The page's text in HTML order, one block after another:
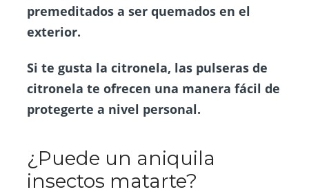
premeditados a ser quemados en el
exterior.
Si te gusta la citronela, las pulseras de
citronela te ofrecen una manera fácil de
protegerte a nivel personal.
¿Puede un aniquila
insectos matarte?